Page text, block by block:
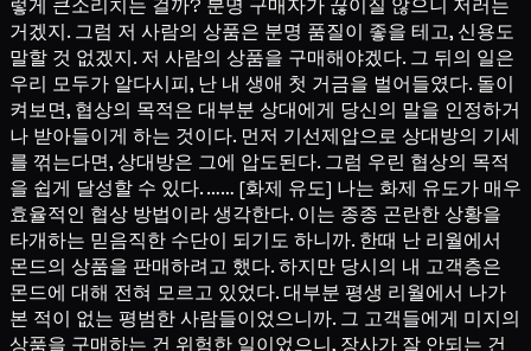
렇게 큰소리치는 걸까? 분명 구매자가 끊이질 않으니 저러는
거겠지. 그럼 저 사람의 상품은 분명 품질이 좋을 테고, 신용도
말할 것 없겠지. 저 사람의 상품을 구매해야겠다. 그 뒤의 일은
우리 모두가 알다시피, 난 내 생애 첫 거금을 벌어들였다. 돌이
켜보면, 협상의 목적은 대부분 상대에게 당신의 말을 인정하거
나 받아들이게 하는 것이다. 먼저 기선제압으로 상대방의 기세
를 꺾는다면, 상대방은 그에 압도된다. 그럼 우린 협상의 목적
을 쉽게 달성할 수 있다. …… [화제 유도] 나는 화제 유도가 매우
효율적인 협상 방법이라 생각한다. 이는 종종 곤란한 상황을
타개하는 믿음직한 수단이 되기도 하니까. 한때 난 리월에서
몬드의 상품을 판매하려고 했다. 하지만 당시의 내 고객층은
몬드에 대해 전혀 모르고 있었다. 대부분 평생 리월에서 나가
본 적이 없는 평범한 사람들이었으니까. 그 고객들에게 미지의
상품을 구매하는 건 위험한 일이었으니, 장사가 잘 안되는 건